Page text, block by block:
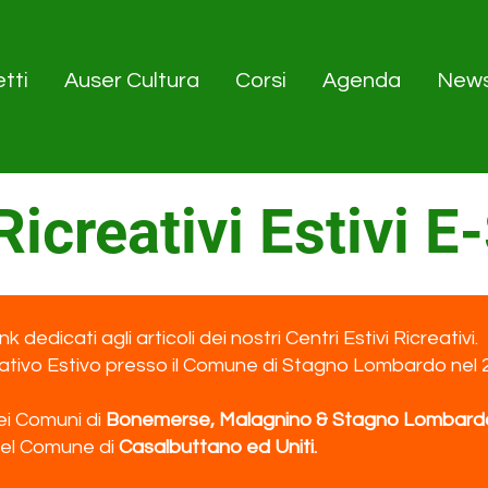
Auser Cultura Corsi Agenda
Estivi
dedicati agli articoli dei nostri Centri Estivi Ricreativi.
Estivo presso il Comune di Stagno Lombardo nel
Comuni di Bonemerse, Malagnino & Stagno
Comune di Casalbuttano ed Uniti.